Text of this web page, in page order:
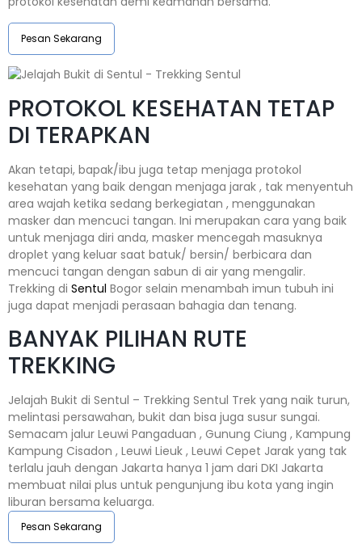
Pesan Sekarang
PROTOKOL KESEHATAN TETAP
DI TERAPKAN
Akan tetapi, bapak/ibu juga tetap menjaga protokol
kesehatan yang baik dengan menjaga jarak , tak menyentuh
area wajah ketika sedang berkegiatan , menggunakan
masker dan mencuci tangan. Ini merupakan cara yang baik
untuk menjaga diri anda, masker mencegah masuknya
droplet yang keluar saat batuk/ bersin/ berbicara dan
mencuci tangan dengan sabun di air yang mengalir.
Trekking di Sentul Bogor selain menambah imun tubuh ini
juga dapat menjadi perasaan bahagia dan tenang.
BANYAK PILIHAN RUTE
TREKKING
Jelajah Bukit di Sentul – Trekking Sentul Trek yang naik turun,
melintasi persawahan, bukit dan bisa juga susur sungai.
Semacam jalur Leuwi Pangaduan , Gunung Ciung , Kampung
Kampung Cisadon , Leuwi Lieuk , Leuwi Cepet Jarak yang tak
terlalu jauh dengan Jakarta hanya 1 jam dari DKI Jakarta
membuat nilai plus untuk pengunjung ibu kota yang ingin
liburan bersama keluarga.
Pesan Sekarang